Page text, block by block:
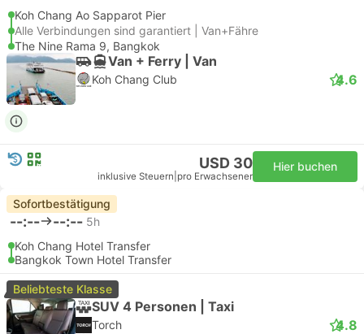
Koh Chang Ao Sapparot Pier
Alle Verbindungen sind garantiert | Van+Fähre
The Nine Rama 9, Bangkok
Van + Ferry | Van
Koh Chang Club 4.6
USD 30
inklusive Steuern pro Erwachsener
Hier buchen
Sofortbestätigung
--:-- --:-- 5h
Koh Chang Hotel Transfer
Bangkok Town Hotel Transfer
Beliebteste Klasse
SUV 4 Personen | Taxi
Torch 4.8